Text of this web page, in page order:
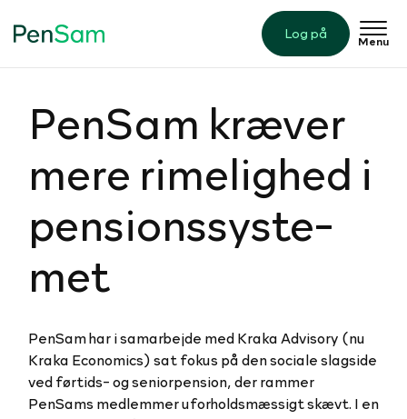
Log på Menu
PenSam kræver
mere ri­me­lig­hed i
pen­sions­sy­ste­
met
PenSam har i samarbejde med Kraka Advisory (nu
Kraka Economics) sat fokus på den sociale slagside
ved førtids- og seniorpension, der rammer
PenSams medlemmer uforholdsmæssigt skævt. I en